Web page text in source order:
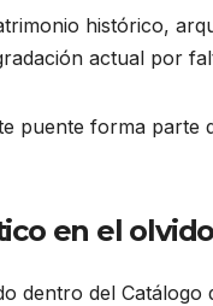
histórico,
actual por
puente forma parte
en el olvido
dentro del